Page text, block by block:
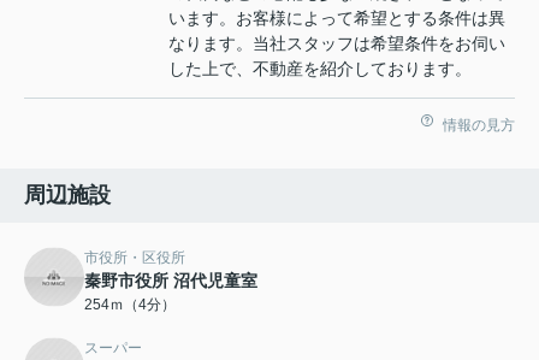
います。お客様によって希望とする条件は異
なります。当社スタッフは希望条件をお伺い
した上で、不動産を紹介しております。
情報の見方
周辺施設
市役所・区役所
秦野市役所 沼代児童室
254ｍ（4分）
スーパー